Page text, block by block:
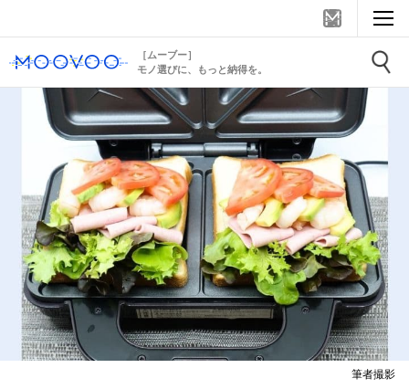
［ムーブー］
モノ選びに、もっと納得を。
筆者撮影